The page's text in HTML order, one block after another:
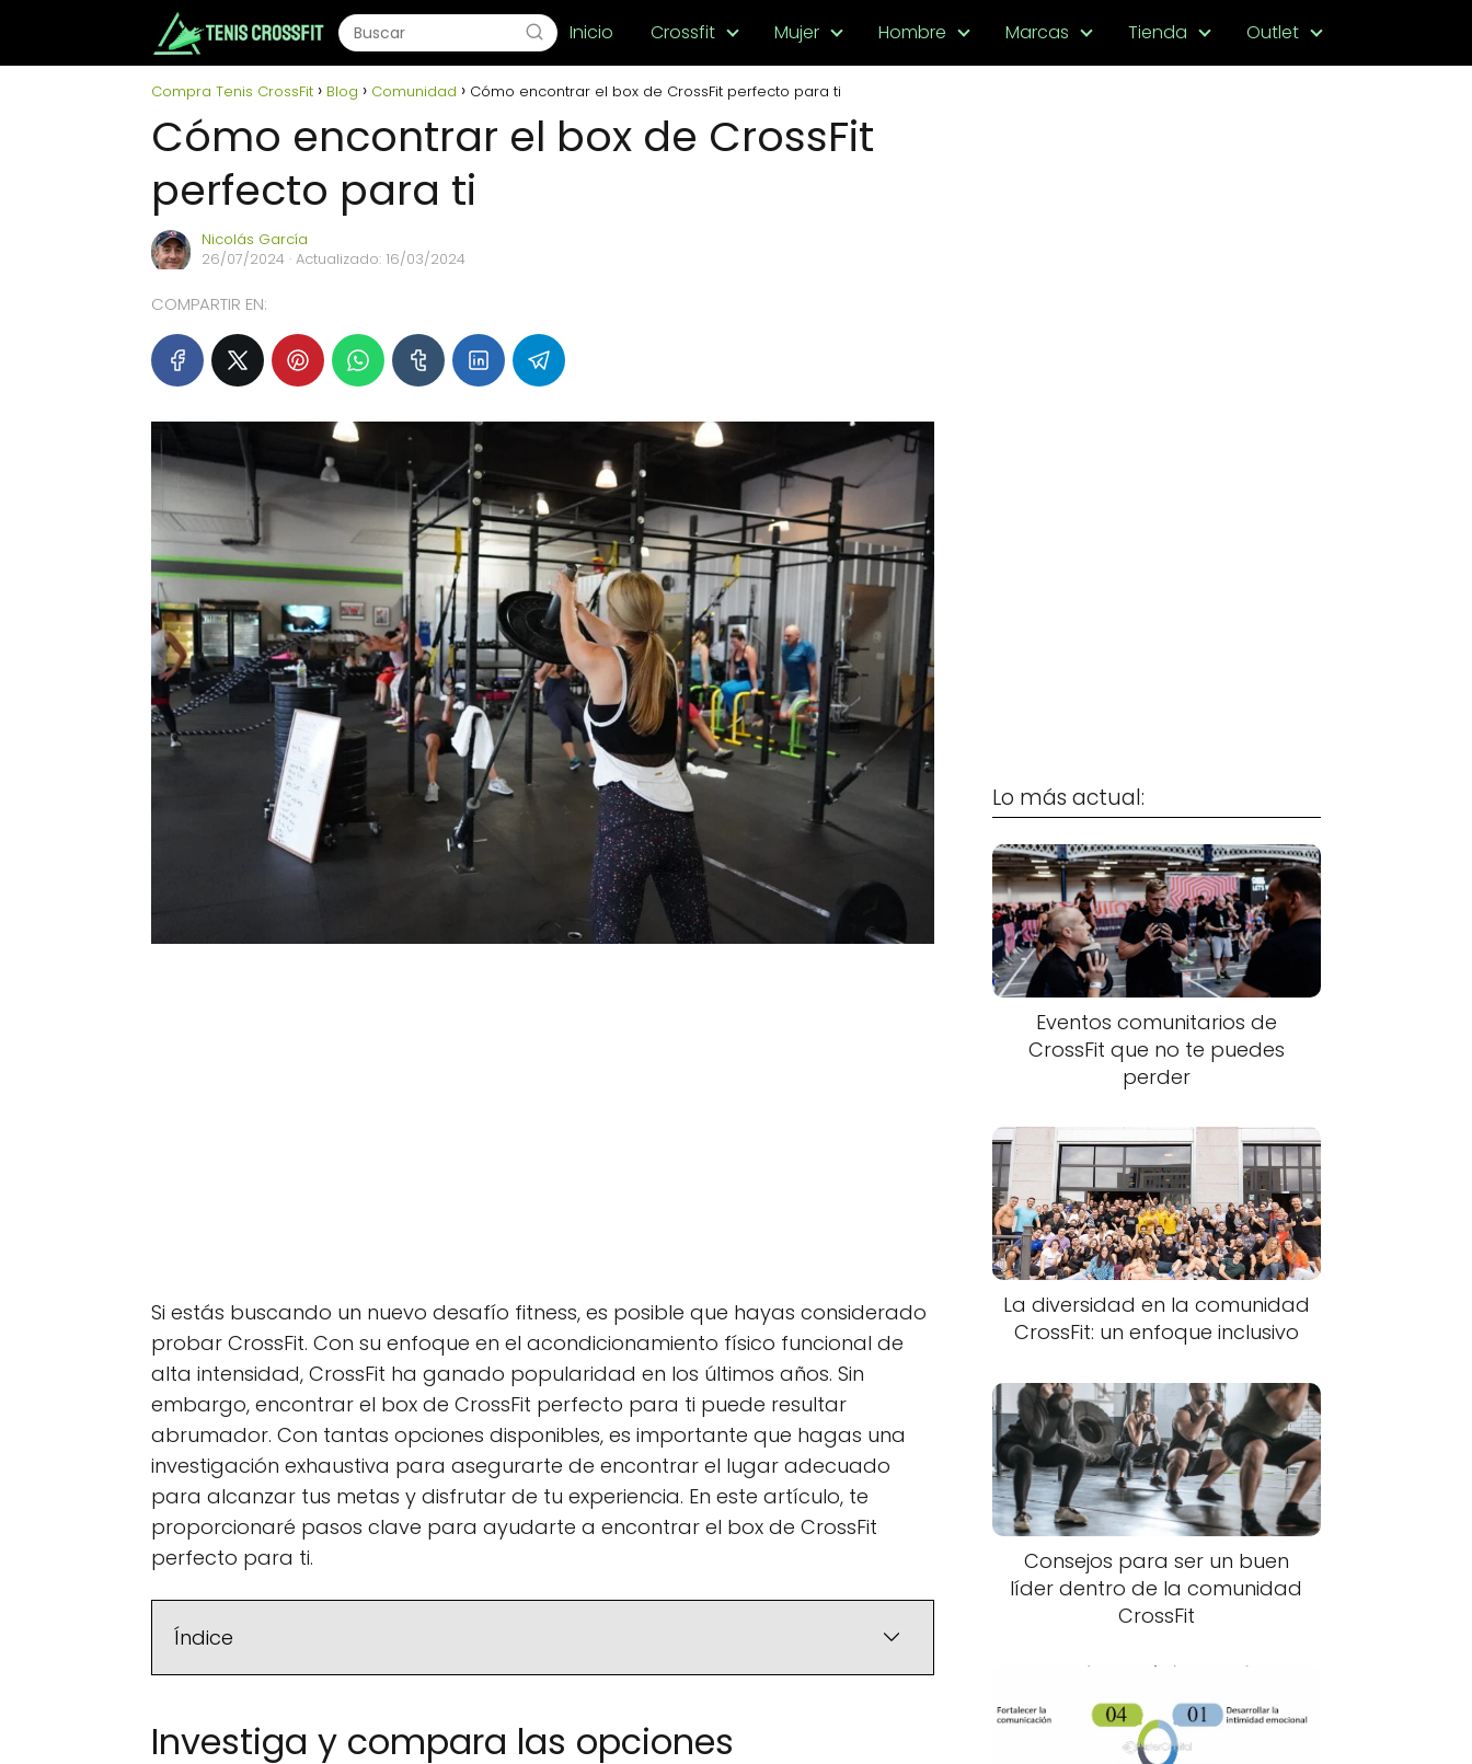
Inicio Crossfit Mujer Hombre Marcas Tienda Outlet
Compra Tenis CrossFit Blog Comunidad Cómo encontrar el box de CrossFit perfecto para ti
Cómo encontrar el box de CrossFit
perfecto para ti
Nicolás García
26/07/2024 · Actualizado: 16/03/2024
COMPARTIR EN:
Si estás buscando un nuevo desafío fitness, es posible que hayas considerado
probar CrossFit. Con su enfoque en el acondicionamiento físico funcional de
alta intensidad, CrossFit ha ganado popularidad en los últimos años. Sin
embargo, encontrar el box de CrossFit perfecto para ti puede resultar
abrumador. Con tantas opciones disponibles, es importante que hagas una
investigación exhaustiva para asegurarte de encontrar el lugar adecuado
para alcanzar tus metas y disfrutar de tu experiencia. En este artículo, te
proporcionaré pasos clave para ayudarte a encontrar el box de CrossFit
perfecto para ti.
Índice
Investiga y compara las opciones
Lo más actual:
Eventos comunitarios de
CrossFit que no te puedes
perder
La diversidad en la comunidad
CrossFit: un enfoque inclusivo
Consejos para ser un buen
líder dentro de la comunidad
CrossFit